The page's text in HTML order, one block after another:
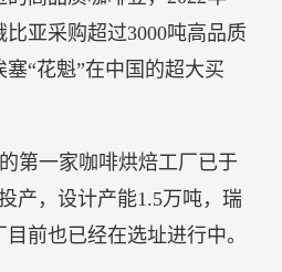
亚采购超过3000吨高品质
“花魁”在中国的超大买
第一家咖啡烘焙工厂已于
产，设计产能1.5万吨，瑞
前也已经在选址进行中。